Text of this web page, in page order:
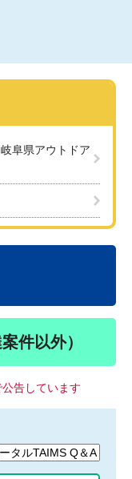
阜県アウトドア
件以外）
公告しています